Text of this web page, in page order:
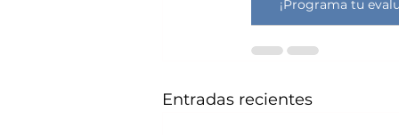
¡Programa tu
Entradas recientes